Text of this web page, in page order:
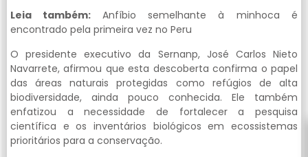
Leia também: Anfíbio semelhante à minhoca é
encontrado pela primeira vez no Peru
O presidente executivo da Sernanp, José Carlos Nieto
Navarrete, afirmou que esta descoberta confirma o papel
das áreas naturais protegidas como refúgios de alta
biodiversidade, ainda pouco conhecida. Ele também
enfatizou a necessidade de fortalecer a pesquisa
científica e os inventários biológicos em ecossistemas
prioritários para a conservação.